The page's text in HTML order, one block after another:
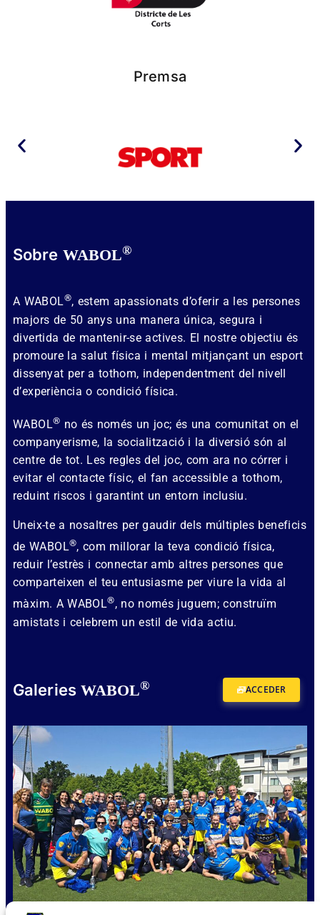
Premsa
Sobre WABOL®
A WABOL®, estem apassionats d’oferir a les persones
majors de 50 anys una manera única, segura i
divertida de mantenir-se actives. El nostre objectiu és
promoure la salut física i mental mitjançant un esport
dissenyat per a tothom, independentment del nivell
d’experiència o condició física.
WABOL® no és només un joc; és una comunitat on el
companyerisme, la socialització i la diversió són al
centre de tot. Les regles del joc, com ara no córrer i
evitar el contacte físic, el fan accessible a tothom,
reduint riscos i garantint un entorn inclusiu.
Uneix-te a nosaltres per gaudir dels múltiples beneficis
de WABOL®, com millorar la teva condició física,
reduir l’estrès i connectar amb altres persones que
comparteixen el teu entusiasme per viure la vida al
màxim. A WABOL®, no només juguem; construïm
amistats i celebrem un estil de vida actiu.
Galeries WABOL® ACCEDER